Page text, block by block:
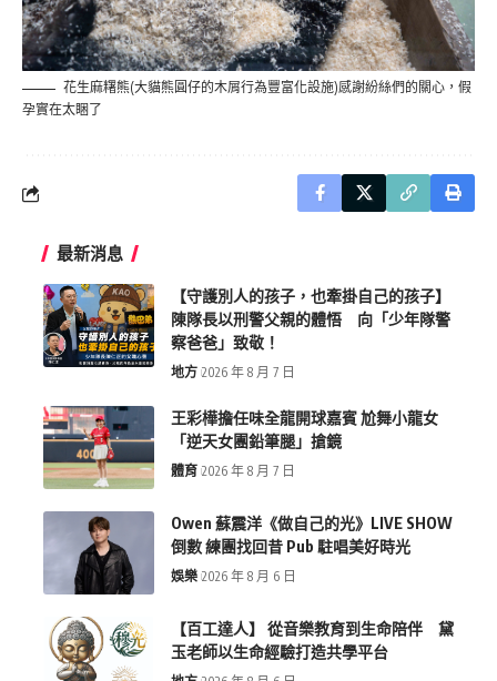
花生麻糬熊(大貓熊圓仔的木屑行為豐富化設施)感謝紛絲們的關心，假
孕實在太睏了
最新消息
【守護別人的孩子，也牽掛自己的孩子】
陳隊長以刑警父親的體悟 向「少年隊警
察爸爸」致敬！
地方 2026 年 8 月 7 日
王彩樺擔任味全龍開球嘉賓 尬舞小龍女
「逆天女團鉛筆腿」搶鏡
體育 2026 年 8 月 7 日
Owen 蘇震洋《做自己的光》LIVE SHOW
倒數 練團找回昔 Pub 駐唱美好時光
娛樂 2026 年 8 月 6 日
【百工達人】 從音樂教育到生命陪伴 黛
玉老師以生命經驗打造共學平台